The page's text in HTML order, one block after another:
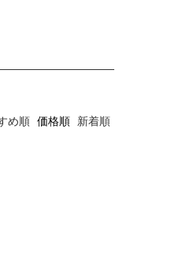
め順 価格順 新着順